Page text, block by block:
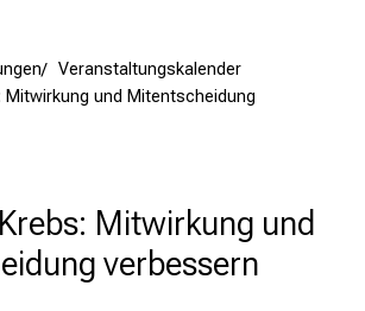
Veranstaltungskalender
Mitwirkung und Mitentscheidung
Mitwirkung und
verbessern